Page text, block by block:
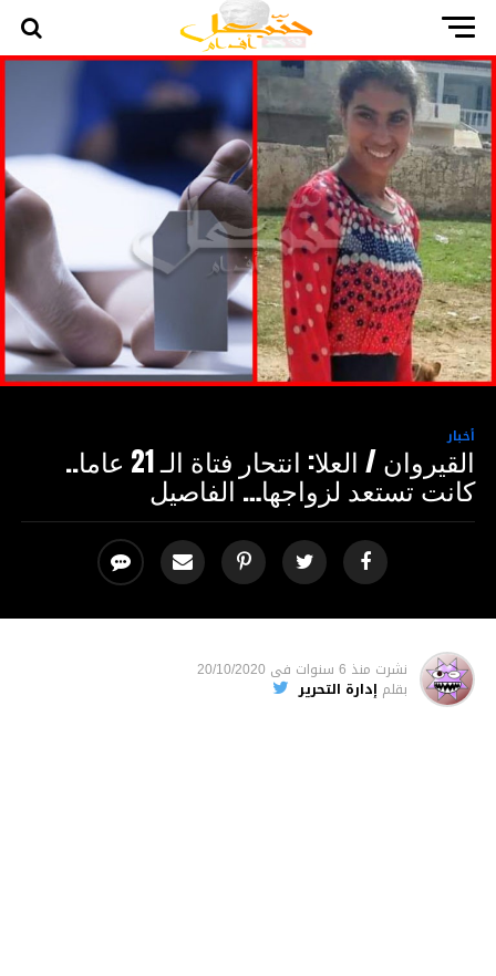
أخبار
القيروان / العلا: انتحار فتاة الـ 21 عاما..
كانت تستعد لزواجها… الفاصيل
نشرت منذ 6 سنوات فى 20/10/2020
بقلم إدارة التحرير